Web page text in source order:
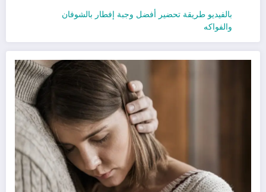
بالفيديو طريقة تحضير أفضل وجبة إفطار بالشوفان
والفواكه